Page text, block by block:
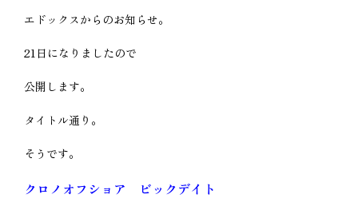
エドックスからのお知らせ。
21日になりましたので
公開します。
タイトル通り。
そうです。
クロノオフショア ビックデイト